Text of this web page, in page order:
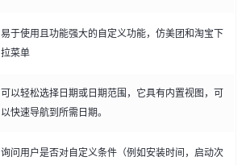
易于使用且功能强大的自定义功能，仿美团和淘宝下
拉菜单
可以轻松选择日期或日期范围，它具有内置视图，可
以快速导航到所需日期。
询问用户是否对自定义条件（例如安装时间，启动次